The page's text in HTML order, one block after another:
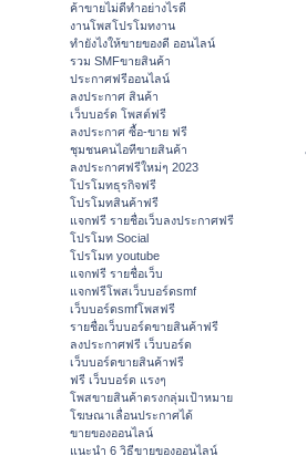
ค้าขายไม่ดีทำอย่างไรดี
งานโพสโปรโมทงาน
ทํายังไงให้ขายของดี ออนไลน์
รวม SMFขายสินค้า
ประกาศฟรีออนไลน์
ลงประกาศ สินค้า
เว็บบอร์ด โพสต์ฟรี
ลงประกาศ ซื้อ-ขาย ฟรี
ชุมชนคนไอทีขายสินค้า
ลงประกาศฟรีใหม่ๆ 2023
โปรโมทธุรกิจฟรี
โปรโมทสินค้าฟรี
แจกฟรี รายชื่อเว็บลงประกาศฟรี
โปรโมท Social
โปรโมท youtube
แจกฟรี รายชื่อเว็บ
แจกฟรีโพสเว็บบอร์ดsmf
เว็บบอร์ดsmfโพสฟรี
รายชื่อเว็บบอร์ดขายสินค้าฟรี
ลงประกาศฟรี เว็บบอร์ด
เว็บบอร์ดขายสินค้าฟรี
ฟรี เว็บบอร์ด แรงๆ
โพสขายสินค้าตรงกลุ่มเป้าหมาย
โฆษณาเลื่อนประกาศได้
ขายของออนไลน์
แนะนำ 6 วิธีขายของออนไลน์